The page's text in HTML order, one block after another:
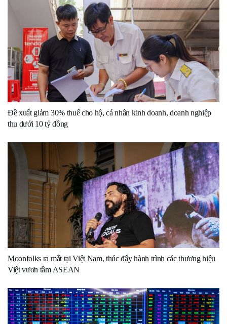
Đề xuất giảm 30% thuế cho hộ, cá nhân kinh doanh, doanh nghiệp
thu dưới 10 tỷ đồng
Moonfolks ra mắt tại Việt Nam, thúc đẩy hành trình các thương hiệu
Việt vươn tầm ASEAN